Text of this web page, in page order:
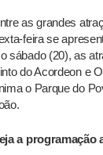
as grandes
feira se
sábado (20), as
do Acordeon e
o Parque do
a programação